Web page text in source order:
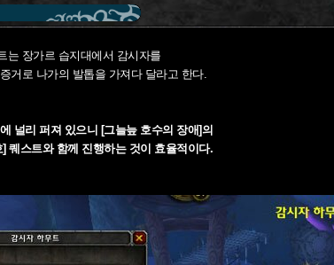
는 장가르 습지대에서 감시자를
거로 나가의 발톱을 가져다 달라고 한다.
널리 퍼져 있으니 [그늘늪 호수의 장애]의
퀘스트와 함께 진행하는 것이 효율적이다.